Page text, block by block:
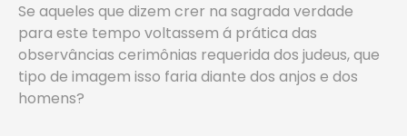
Se aqueles que dizem crer na sagrada verdade
para este tempo voltassem á prática das
observâncias cerimônias requerida dos judeus, que
tipo de imagem isso faria diante dos anjos e dos
homens?